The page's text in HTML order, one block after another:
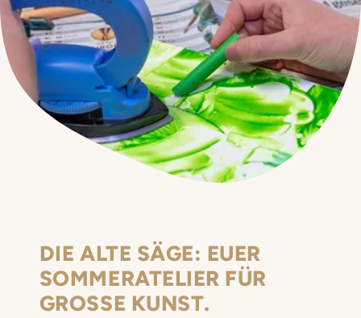
DIE ALTE SÄGE: EUER
SOMMERATELIER FÜR
GROSSE KUNST.